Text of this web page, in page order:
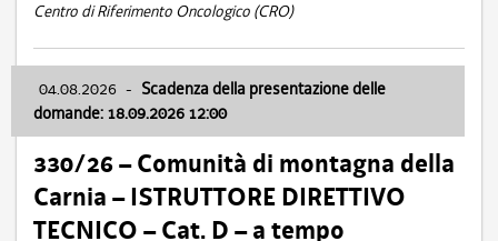
Centro di Riferimento Oncologico (CRO)
04.08.2026 - Scadenza della presentazione delle
domande: 18.09.2026 12:00
330/26 – Comunità di montagna della
Carnia – ISTRUTTORE DIRETTIVO
TECNICO – Cat. D – a tempo